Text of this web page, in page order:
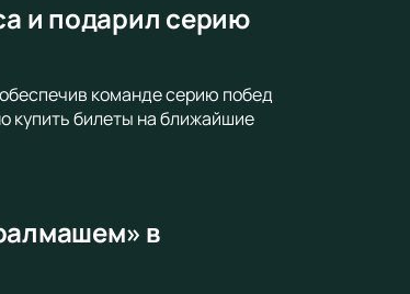
и подарил серию
команде серию побед
купить билеты на ближайшие
в